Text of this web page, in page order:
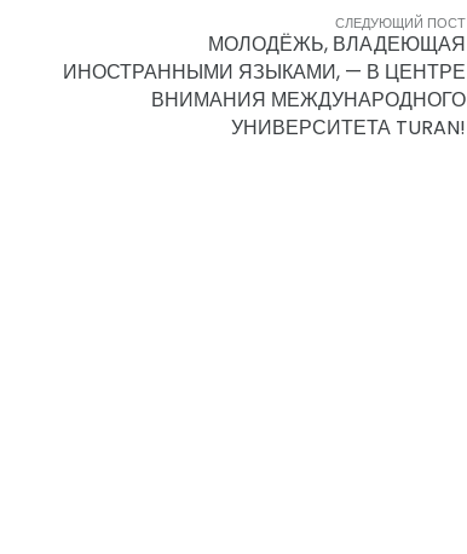
СЛЕДУЮЩИЙ ПОСТ
МОЛОДЁЖЬ, ВЛАДЕЮЩАЯ
ИНОСТРАННЫМИ ЯЗЫКАМИ, — В ЦЕНТРЕ
ВНИМАНИЯ МЕЖДУНАРОДНОГО
УНИВЕРСИТЕТА TURAN!